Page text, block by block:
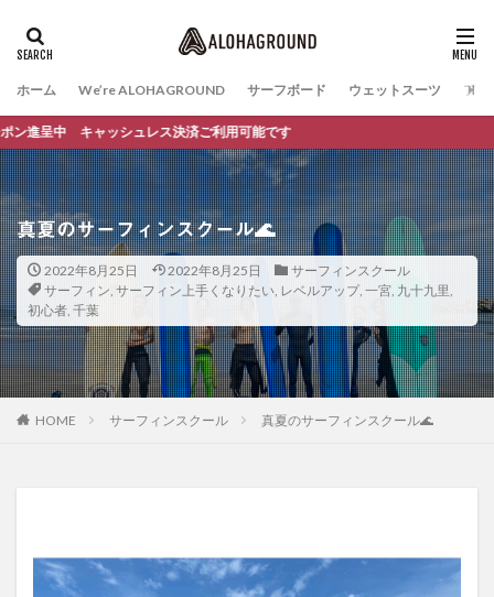
ホーム We’re ALOHAGROUND サーフボード ウェットスーツ ファ
ッシュレス決済ご利用可能です
真夏のサーフィンスクール🌊
2022年8月25日 2022年8月25日
サーフィンスクール
サーフィン, サーフィン上手くなりたい, レベルアップ, 一宮, 九十九里,
初心者, 千葉
HOME サーフィンスクール 真夏のサーフィンスクール🌊